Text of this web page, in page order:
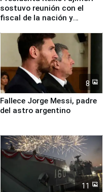
sostuvo reunión con el
fiscal de la nación y
8
Fallece Jorge Messi, padre
del astro argentino
11